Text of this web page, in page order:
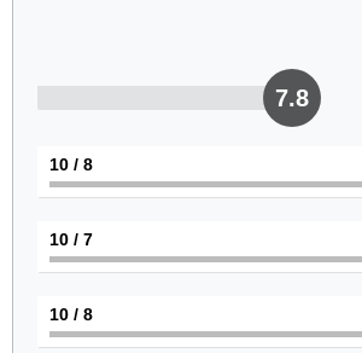
7.8
8
/ 10
7
/ 10
8
/ 10